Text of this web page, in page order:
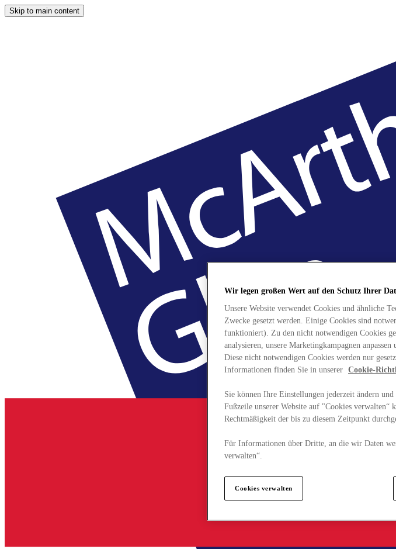
Skip to main content
Wir legen großen Wert auf den Schutz Ihrer
Unsere Website verwendet Cookies und ähnliche
Zwecke gesetzt werden. Einige Cookies sind
funktioniert). Zu den nicht notwendigen Cookies
analysieren, unsere Marketingkampagnen
Diese nicht notwendigen Cookies werden nur
Informationen finden Sie in unserer Cookie-
Sie können Ihre Einstellungen jederzeit ändern
Fußzeile unserer Website auf "Cookies
Rechtmäßigkeit der bis zu diesem Zeitpunkt
Für Informationen über Dritte, an die wir Daten
verwalten“.
Cookies verwalten